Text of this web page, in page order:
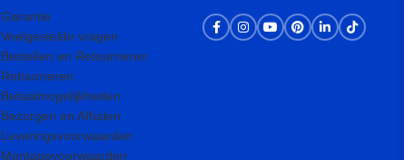
Garantie
Veelgestelde vragen
Bestellen en Retourneren
Retourneren
Betaalmogelijkheden
Bezorgen en Afhalen
Leveringsvoorwaarden
Montagevoorwaarden